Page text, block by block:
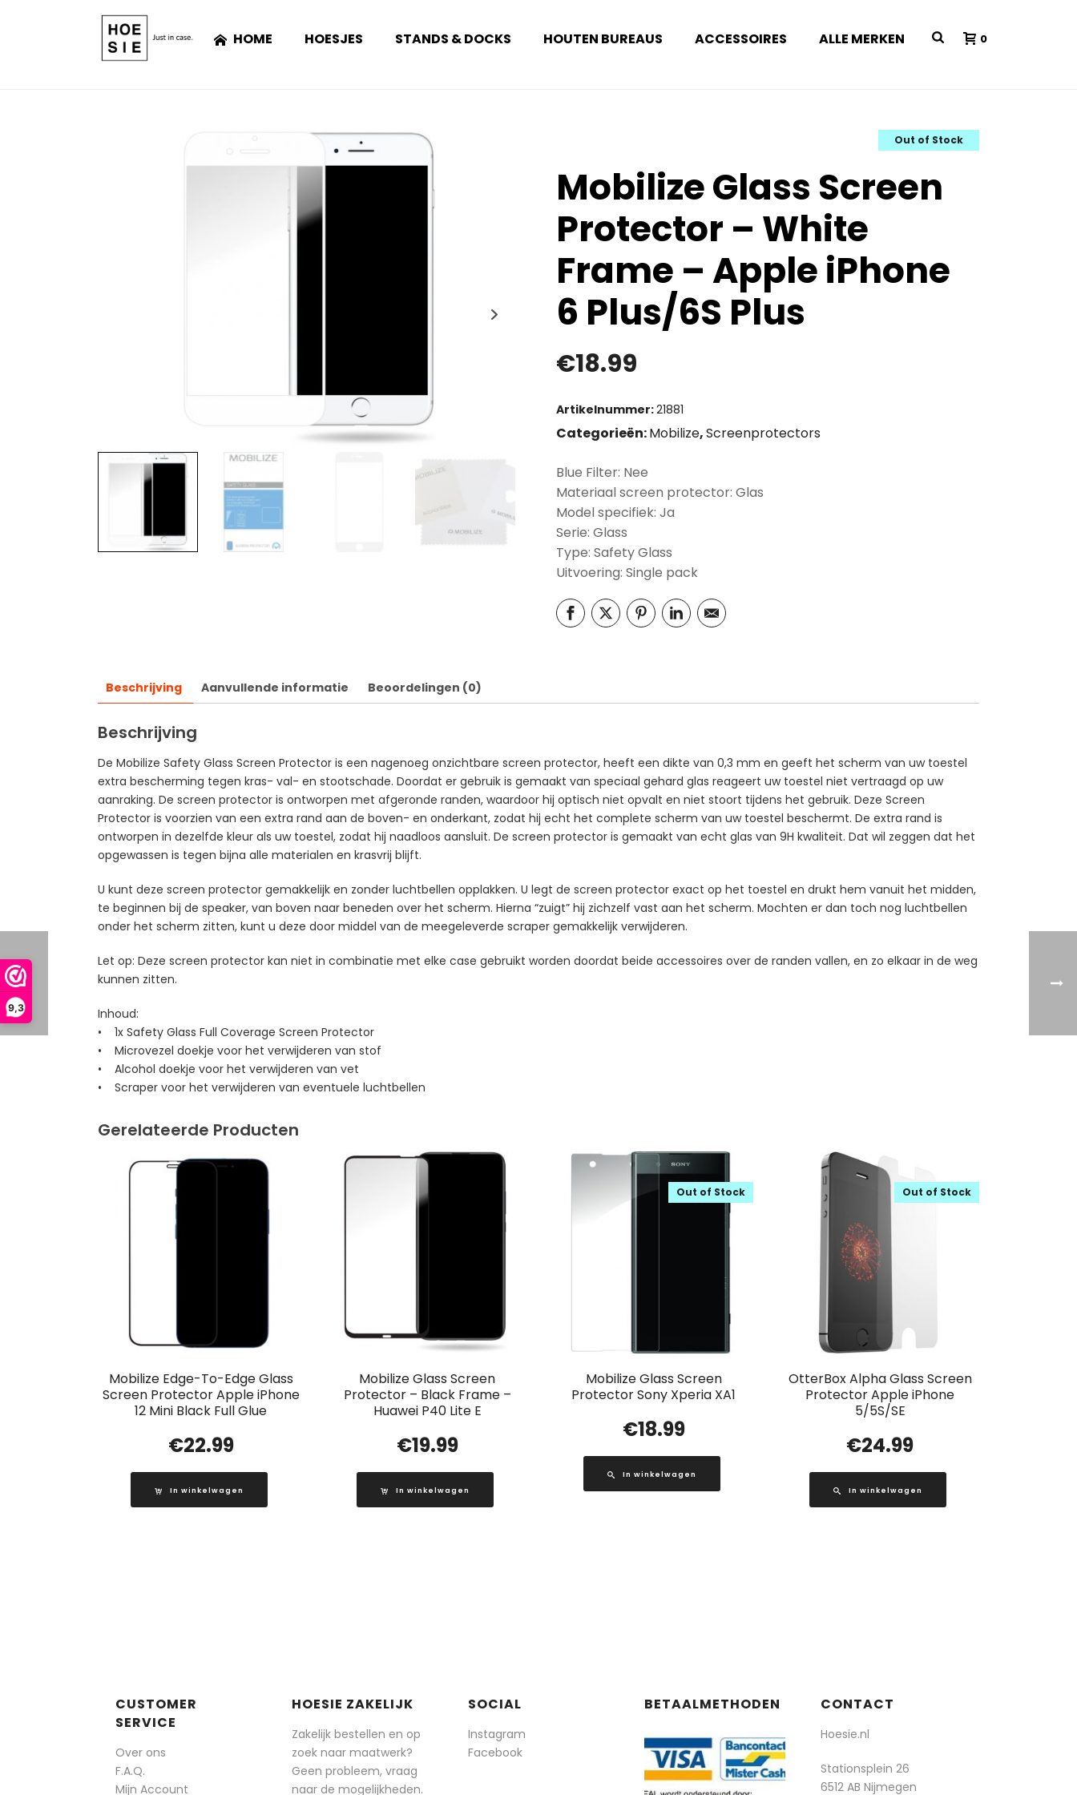
9,3
HOME HOESJES STANDS & DOCKS HOUTEN BUREAUS ACCESSOIRES ALLE MERKEN 0
Out of Stock
Mobilize Glass Screen
Protector – White
Frame – Apple iPhone
6 Plus/6S Plus
€18.99
Artikelnummer:21881
Categorieën:Mobilize,Screenprotectors
Blue Filter: Nee
Materiaal screen protector: Glas
Model specifiek: Ja
Serie: Glass
Type: Safety Glass
Uitvoering: Single pack
Beschrijving Aanvullende informatie Beoordelingen (0)
Beschrijving
De Mobilize Safety Glass Screen Protector is een nagenoeg onzichtbare screen protector, heeft een dikte van 0,3 mm en geeft het scherm van uw toestel
extra bescherming tegen kras- val- en stootschade. Doordat er gebruik is gemaakt van speciaal gehard glas reageert uw toestel niet vertraagd op uw
aanraking. De screen protector is ontworpen met afgeronde randen, waardoor hij optisch niet opvalt en niet stoort tijdens het gebruik. Deze Screen
Protector is voorzien van een extra rand aan de boven- en onderkant, zodat hij echt het complete scherm van uw toestel beschermt. De extra rand is
ontworpen in dezelfde kleur als uw toestel, zodat hij naadloos aansluit. De screen protector is gemaakt van echt glas van 9H kwaliteit. Dat wil zeggen dat het
opgewassen is tegen bijna alle materialen en krasvrij blijft.
U kunt deze screen protector gemakkelijk en zonder luchtbellen opplakken. U legt de screen protector exact op het toestel en drukt hem vanuit het midden,
te beginnen bij de speaker, van boven naar beneden over het scherm. Hierna “zuigt” hij zichzelf vast aan het scherm. Mochten er dan toch nog luchtbellen
onder het scherm zitten, kunt u deze door middel van de meegeleverde scraper gemakkelijk verwijderen.
Let op: Deze screen protector kan niet in combinatie met elke case gebruikt worden doordat beide accessoires over de randen vallen, en zo elkaar in de weg
kunnen zitten.
Inhoud:
• 1x Safety Glass Full Coverage Screen Protector
• Microvezel doekje voor het verwijderen van stof
• Alcohol doekje voor het verwijderen van vet
• Scraper voor het verwijderen van eventuele luchtbellen
Gerelateerde Producten
Mobilize Edge-To-Edge Glass
Screen Protector Apple iPhone
12 Mini Black Full Glue
€22.99
In winkelwagen
Mobilize Glass Screen
Protector – Black Frame –
Huawei P40 Lite E
€19.99
In winkelwagen
Mobilize Glass Screen
Protector Sony Xperia XA1
Out of Stock
€18.99
In winkelwagen
OtterBox Alpha Glass Screen
Protector Apple iPhone
5/5S/SE
Out of Stock
€24.99
In winkelwagen
CUSTOMER
SERVICE
Over ons
F.A.Q.
Mijn Account
HOESIE ZAKELIJK
Zakelijk bestellen en op
zoek naar maatwerk?
Geen probleem, vraag
naar de mogelijkheden.
SOCIAL
Instagram
Facebook
BETAALMETHODEN CONTACT
Hoesie.nl
Stationsplein 26
6512 AB Nijmegen